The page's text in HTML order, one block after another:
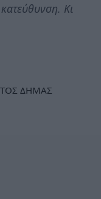
Κι
ΔΗΜΑΣ